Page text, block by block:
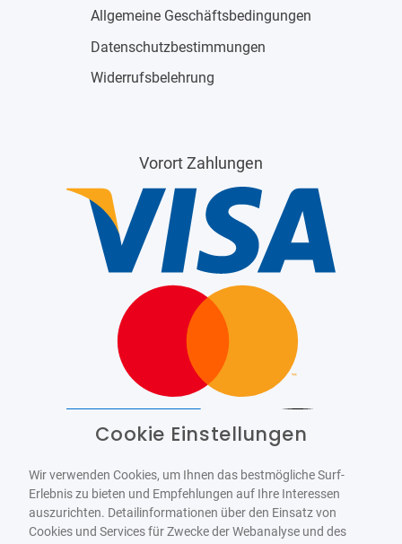
Allgemeine Geschäftsbedingungen
Datenschutzbestimmungen
Widerrufsbelehrung
Vorort Zahlungen
WCAG-2.1-AA
Cookie Einstellungen
Wir verwenden Cookies, um Ihnen das bestmögliche Surf-
Erlebnis zu bieten und Empfehlungen auf Ihre Interessen
auszurichten. Detailinformationen über den Einsatz von
Cookies und Services für Zwecke der Webanalyse und des